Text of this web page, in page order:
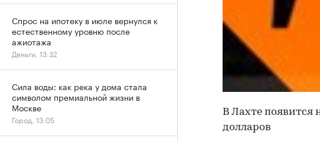
В Лахте появится
долларов
Спрос на ипотеку в июле вернулся к
естественному уровню после
ажиотажа
Деньги, 13:32
Сила воды: как река у дома стала
символом премиальной жизни в
Москве
Город, 13:05